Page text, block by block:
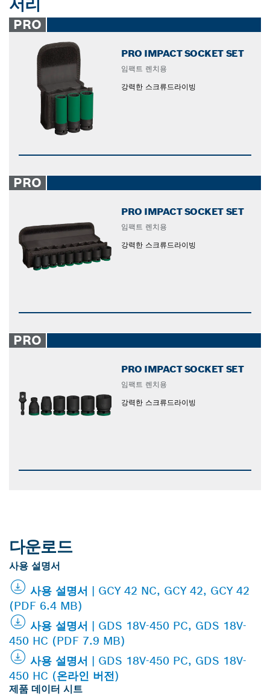
PRO
PRO IMPACT SOCKET SET
임팩트 렌치용
강력한 스크류드라이빙
PRO
PRO IMPACT SOCKET SET
임팩트 렌치용
강력한 스크류드라이빙
PRO
PRO IMPACT SOCKET SET
임팩트 렌치용
강력한 스크류드라이빙
다운로드
사용 설명서
사용 설명서 | GCY 42 NC, GCY 42, GCY 42
(PDF 6.4 MB)
사용 설명서 | GDS 18V-450 PC, GDS 18V-
450 HC (PDF 7.9 MB)
사용 설명서 | GDS 18V-450 PC, GDS 18V-
450 HC (온라인 버전)
제품 데이터 시트